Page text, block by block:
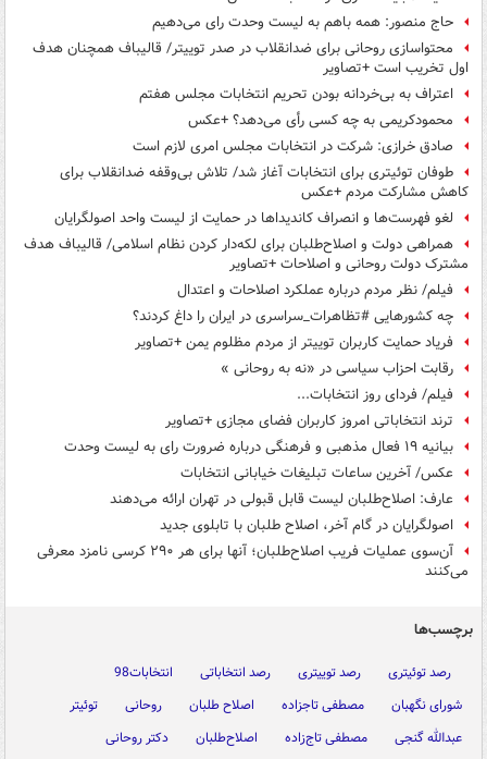
حاج منصور: همه باهم به لیست وحدت رای می‌دهیم
محتواسازی روحانی برای ضدانقلاب در صدر توییتر/ قالیباف همچنان هدف
اول تخریب است +تصاویر
اعتراف به بی‌خردانه بودن تحریم انتخابات مجلس هفتم
محمودکریمی به چه کسی رأی می‌دهد؟ +عکس
صادق خرازی: شرکت در انتخابات مجلس امری لازم است
طوفان توئیتری برای انتخابات آغاز شد/ تلاش بی‌وقفه ضدانقلاب برای
کاهش مشارکت مردم +عکس
لغو فهرست‌ها و انصراف کاندیداها در حمایت از لیست واحد اصولگرایان
همراهی دولت و اصلاح‌طلبان برای لکه‌دار کردن نظام اسلامی/ قالیباف هدف
مشترک دولت روحانی و اصلاحات +تصاویر
فیلم/ نظر مردم درباره عملکرد اصلاحات و اعتدال
چه کشورهایی #تظاهرات_سراسری در ایران را داغ کردند؟
فریاد حمایت کاربران توییتر از مردم مظلوم یمن +تصاویر
رقابت احزاب سیاسی در «نه به روحانی »
فیلم/ فردای روز انتخابات...
ترند انتخاباتی امروز کاربران فضای مجازی +تصاویر
بیانیه ۱۹ فعال مذهبی و فرهنگی درباره ضرورت رای به لیست وحدت
عکس/ آخرین ساعات تبلیغات خیابانی انتخابات
عارف: اصلاح‌طلبان لیست قابل قبولی در تهران ارائه می‌دهند
اصولگرایان در گام آخر، اصلاح طلبان با تابلوی جدید
آن‌سوی عملیات فریب اصلاح‌طلبان؛ آنها برای هر ۲۹۰ کرسی نامزد معرفی
می‌کنند
برچسب‌ها
رصد توئیتری رصد توییتری رصد انتخاباتی
انتخابات98
شورای نگهبان
مصطفی تاجزاده اصلاح طلبان روحانی
توئیتر
عبدالله گنجی
مصطفی تاج‌زاده اصلاح‌طلبان
دکتر روحانی